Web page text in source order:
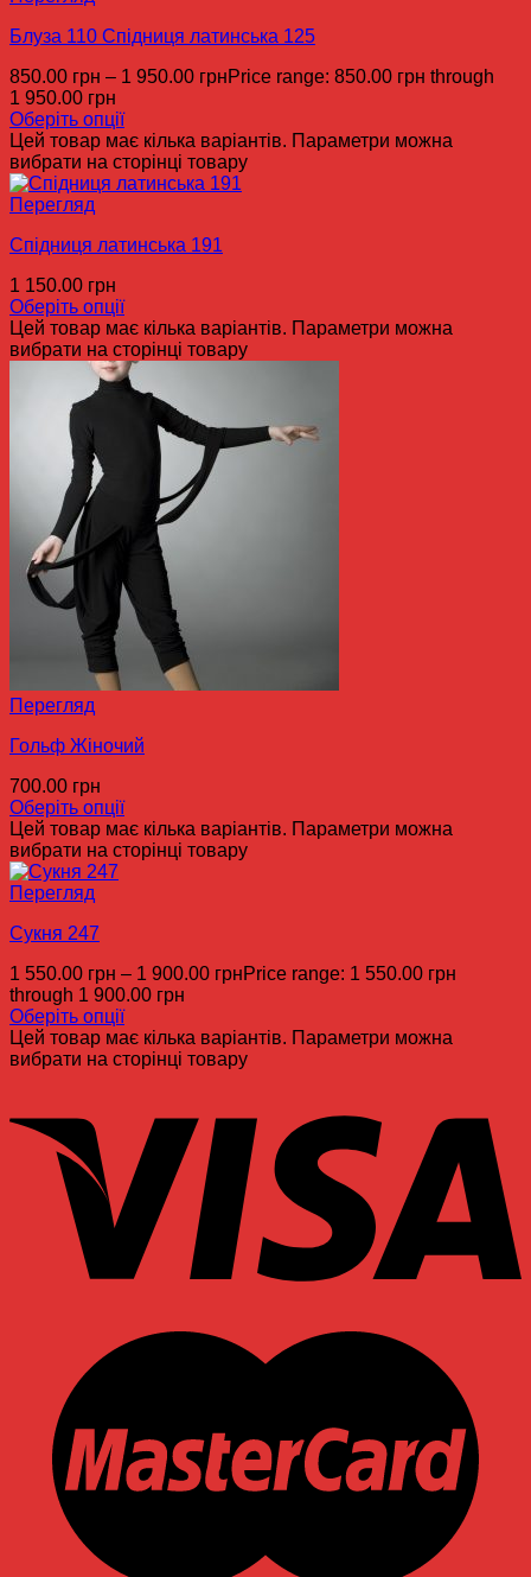
Блуза 110 Спідниця латинська 125
850.00 грн – 1 950.00 грнPrice range: 850.00 грн through
1 950.00 грн
Оберіть опції
Цей товар має кілька варіантів. Параметри можна
вибрати на сторінці товару
Перегляд
Спідниця латинська 191
1 150.00 грн
Оберіть опції
Цей товар має кілька варіантів. Параметри можна
вибрати на сторінці товару
Перегляд
Гольф Жіночий
700.00 грн
Оберіть опції
Цей товар має кілька варіантів. Параметри можна
вибрати на сторінці товару
Перегляд
Сукня 247
1 550.00 грн – 1 900.00 грнPrice range: 1 550.00 грн
through 1 900.00 грн
Оберіть опції
Цей товар має кілька варіантів. Параметри можна
вибрати на сторінці товару